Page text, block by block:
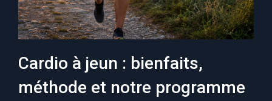
Cardio à jeun : bienfaits,
méthode et notre programme